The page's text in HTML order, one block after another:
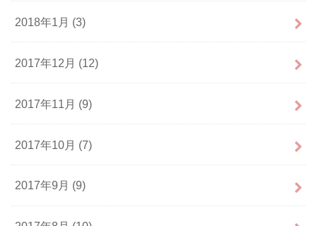
2018年1月 (3)
2017年12月 (12)
2017年11月 (9)
2017年10月 (7)
2017年9月 (9)